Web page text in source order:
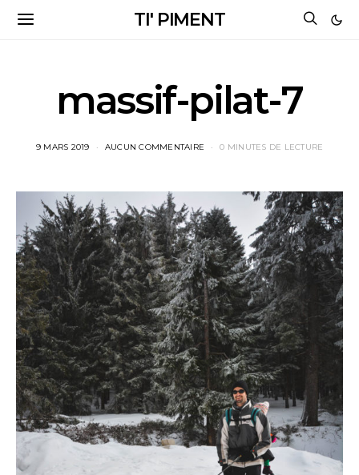
TI' PIMENT
massif-pilat-7
9 MARS 2019 AUCUN COMMENTAIRE 0 MINUTES DE LECTURE